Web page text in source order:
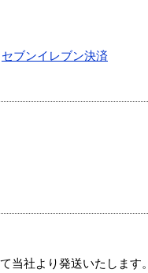
セブンイレブン決済
当社より発送いたします。